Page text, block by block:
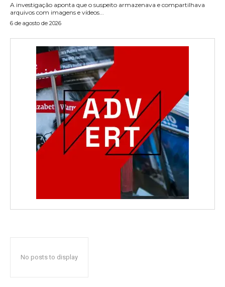
A investigação aponta que o suspeito armazenava e compartilhava
arquivos com imagens e vídeos...
6 de agosto de 2026
No posts to display